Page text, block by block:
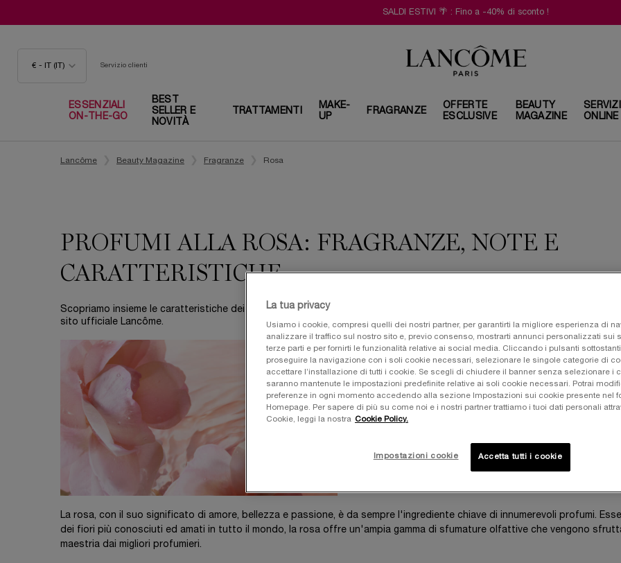
SALDI ESTIVI 🌴 : Fino a -40% di sconto !
€ - IT (IT) Servizio clienti
ESSENZIALI
ON-THE-GO
BEST
SELLER E
NOVITÀ
TRATTAMENTI
MAKE-
UP
FRAGRANZE
OFFERTE
ESCLUSIVE
BEAUTY
MAGAZINE
SERVIZI
ONLINE
Lancôme
Beauty Magazine Fragranze Rosa
PROFUMI ALLA ROSA: FRAGRANZE, NOTE E
CARATTERISTICHE
Scopriamo insieme le caratteristiche dei profumi a base di rosa: note, sentori e in quali fragranze è utilizzato; tutti i
sito ufficiale Lancôme.
La rosa, con il suo significato di amore, bellezza e passione, è da sempre l'ingrediente chiave di innumerevoli profumi.
dei fiori più conosciuti ed amati in tutto il mondo, la rosa offre un'ampia gamma di sfumature olfattive che vengono
maestria dai migliori profumieri.
La tua privacy
Usiamo i cookie, compresi quelli dei nostri partner, per garantirti la migliore esperienza di
analizzare il traffico sul nostro sito e, previo consenso, mostrarti annunci personalizzati sui
terze parti e per fornirti le funzionalità relative ai social media. Cliccando i pulsanti
proseguire la navigazione con i soli cookie necessari, selezionare le singole categorie di
accettare l’installazione di tutti i cookie. Se scegli di chiudere il banner senza selezionare i
saranno mantenute le impostazioni predefinite relative ai soli cookie necessari. Potrai
preferenze in ogni momento accedendo alla sezione Impostazioni sui cookie presente nel
Homepage. Per sapere di più su come noi e i nostri partner trattiamo i tuoi dati personali
Cookie, leggi la nostra
Cookie Policy.
Impostazioni cookie Accetta tutti i cookie